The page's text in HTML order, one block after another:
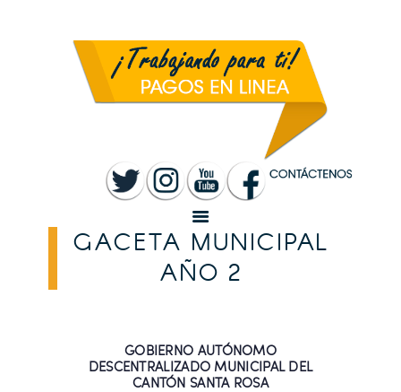
GACETA MUNICIPAL
AÑO 2
MUNICIPALIDAD
SANTA ROSA
CUENTAS
SERVICIOS
CONVOCATORIAS
GOBIERNO AUTÓNOMO
DESCENTRALIZADO MUNICIPAL DEL
CANTÓN SANTA ROSA